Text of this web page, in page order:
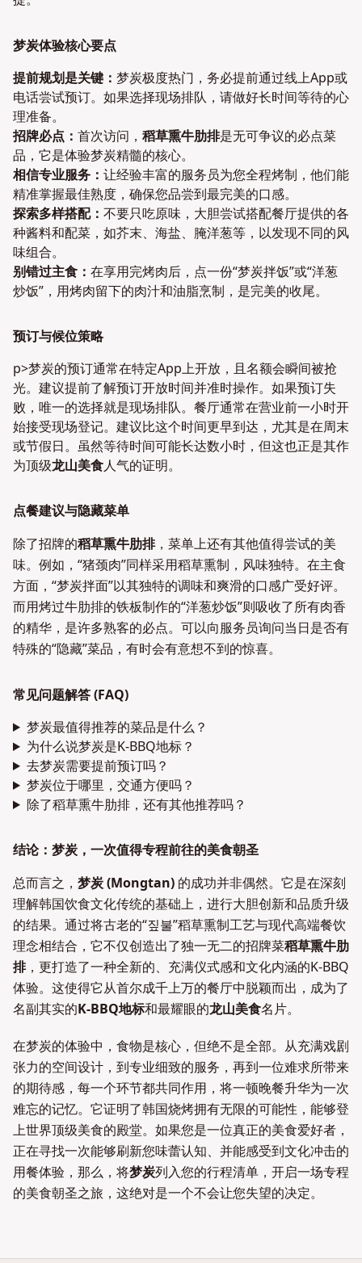
梦炭体验核心要点
提前规划是关键： 梦炭极度热门，务必提前通过线上App或
电话尝试预订。如果选择现场排队，请做好长时间等待的心
理准备。
招牌必点： 首次访问， 稻草熏牛肋排是无可争议的必点菜
品，它是体验梦炭精髓的核心。
相信专业服务： 让经验丰富的服务员为您全程烤制，他们能
精准掌握最佳熟度，确保您品尝到最完美的口感。
探索多样搭配： 不要只吃原味，大胆尝试搭配餐厅提供的各
种酱料和配菜，如芥末、海盐、腌洋葱等，以发现不同的风
味组合。
别错过主食： 在享用完烤肉后，点一份“梦炭拌饭”或“洋葱
炒饭”，用烤肉留下的肉汁和油脂烹制，是完美的收尾。
预订与候位策略
p>梦炭的预订通常在特定App上开放，且名额会瞬间被抢
光。建议提前了解预订开放时间并准时操作。如果预订失
败，唯一的选择就是现场排队。餐厅通常在营业前一小时开
始接受现场登记。建议比这个时间更早到达，尤其是在周末
或节假日。虽然等待时间可能长达数小时，但这也正是其作
为顶级龙山美食人气的证明。
点餐建议与隐藏菜单
除了招牌的稻草熏牛肋排，菜单上还有其他值得尝试的美
味。例如，“猪颈肉”同样采用稻草熏制，风味独特。在主食
方面，“梦炭拌面”以其独特的调味和爽滑的口感广受好评。
而用烤过牛肋排的铁板制作的“洋葱炒饭”则吸收了所有肉香
的精华，是许多熟客的必点。可以向服务员询问当日是否有
特殊的“隐藏”菜品，有时会有意想不到的惊喜。
常见问题解答 (FAQ)
梦炭最值得推荐的菜品是什么？
为什么说梦炭是K-BBQ地标？
去梦炭需要提前预订吗？
梦炭位于哪里，交通方便吗？
除了稻草熏牛肋排，还有其他推荐吗？
结论：梦炭，一次值得专程前往的美食朝圣
总而言之， 梦炭 (Mongtan) 的成功并非偶然。它是在深刻
理解韩国饮食文化传统的基础上，进行大胆创新和品质升级
的结果。通过将古老的“짚불”稻草熏制工艺与现代高端餐饮
理念相结合，它不仅创造出了独一无二的招牌菜稻草熏牛肋
排，更打造了一种全新的、充满仪式感和文化内涵的K-BBQ
体验。这使得它从首尔成千上万的餐厅中脱颖而出，成为了
名副其实的K-BBQ地标和最耀眼的龙山美食名片。
在梦炭的体验中，食物是核心，但绝不是全部。从充满戏剧
张力的空间设计，到专业细致的服务，再到一位难求所带来
的期待感，每一个环节都共同作用，将一顿晚餐升华为一次
难忘的记忆。它证明了韩国烧烤拥有无限的可能性，能够登
上世界顶级美食的殿堂。如果您是一位真正的美食爱好者，
正在寻找一次能够刷新您味蕾认知、并能感受到文化冲击的
用餐体验，那么，将梦炭列入您的行程清单，开启一场专程
的美食朝圣之旅，这绝对是一个不会让您失望的决定。